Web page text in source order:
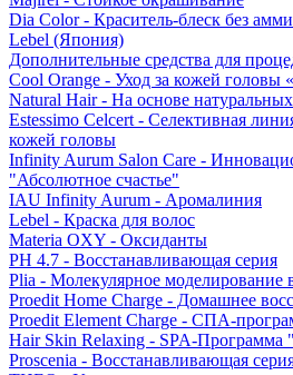
Dia Color - Краситель-блеск без
Lebel (Япония)
Дополнительные средства для
Cool Orange - Уход за кожей головы
Natural Hair - На основе натуральных
Estessimo Celcert - Селективная
кожей головы
Infinity Aurum Salon Care -
"Абсолютное счастье"
IAU Infinity Aurum - Аромалиния
Lebel - Краска для волос
Materia OXY - Оксиданты
PH 4.7 - Восстанавливающая серия
Plia - Молекулярное моделирование
Proedit Home Charge - Домашнее
Proedit Element Charge - СПА-
Hair Skin Relaxing - SPA-Программа
Proscenia - Восстанавливающая